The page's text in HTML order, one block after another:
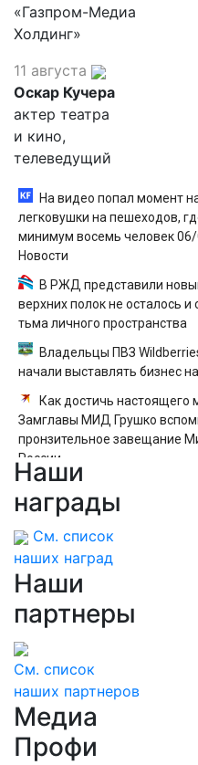
«Газпром-Медиа
Холдинг»
11 августа
Оскар Кучера
актер театра
и кино,
телеведущий
На видео попал момент
легковушки на пешеходов,
минимум восемь человек
Новости
В РЖД представили
верхних полок не осталось и
тьма личного пространства
Владельцы ПВЗ
начали выставлять бизнес
Как достичь настоящего
Замглавы МИД Грушко
пронзительное завещание
России
появлении моды на семью и
Наши
награды
См. список
наших наград
Наши
партнеры
См. список
наших партнеров
Медиа
Профи